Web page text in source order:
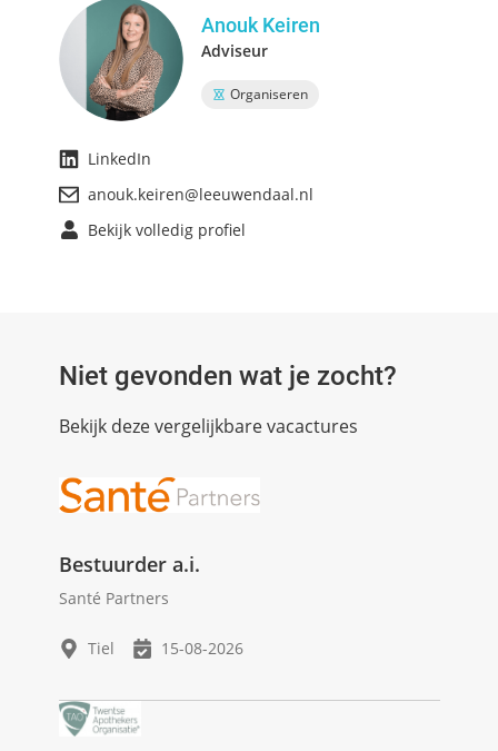
Anouk Keiren
Adviseur
Organiseren
LinkedIn
anouk.keiren@leeuwendaal.nl
Bekijk volledig profiel
Niet gevonden wat je zocht?
Bekijk deze vergelijkbare vacactures
Bestuurder a.i.
Santé Partners
Tiel 15-08-2026